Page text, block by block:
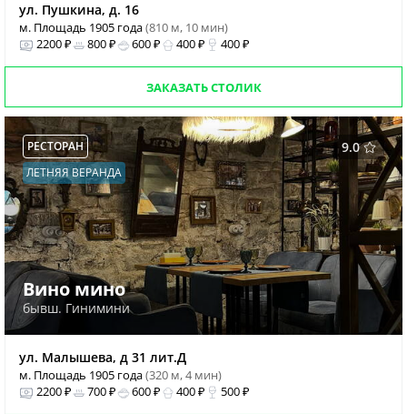
ул. Пушкина, д. 16
м. Площадь 1905 года(810 м, 10 мин)
2200 ₽
800 ₽ 600 ₽ 400 ₽ 400 ₽
ЗАКАЗАТЬ СТОЛИК
9.0
РЕСТОРАН
ЛЕТНЯЯ ВЕРАНДА
Вино мино
бывш. Гинимини
ул. Малышева, д 31 лит.Д
м. Площадь 1905 года(320 м, 4 мин)
2200 ₽
700 ₽ 600 ₽ 400 ₽ 500 ₽